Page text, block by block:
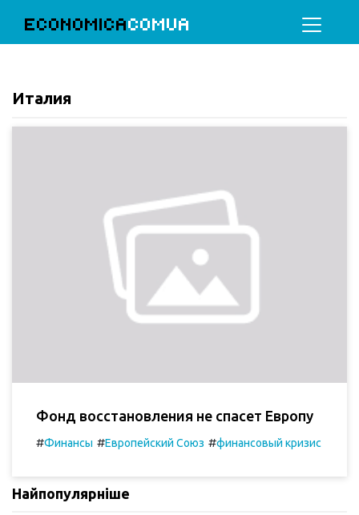
ECONOMICACOMUA
Италия
Фонд восстановления не спасет Европу
#Финансы #Европейский Союз #финансовый кризис
Найпопулярніше